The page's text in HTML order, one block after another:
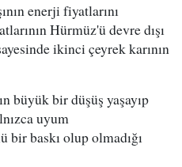
enerji fiyatlarını
Hürmüz'ü devre dışı
ikinci çeyrek karının
büyük bir düşüş yaşayıp
uyum
bir baskı olup olmadığı